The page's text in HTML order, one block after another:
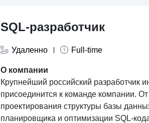
SQL-разработчик
Удаленно Full-time
О компании
Крупнейший российский разработчик
присоединится к команде компании. От
проектирования структуры базы
планировщика и оптимизации SQL-